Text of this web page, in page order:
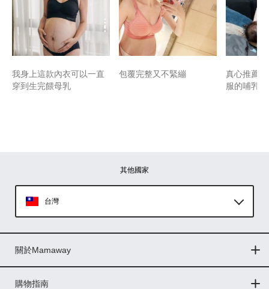
我身上這款內衣可以一直
穿到生完餵母乳
包覆完整又不緊繃
真心推薦
服的哺乳
其他國家
台灣
印尼
關於Mamaway
門市據點
最新消息
品牌故事
人力招募
媒體花絮
隱私權聲明
CSR企業社會責任
購物指南